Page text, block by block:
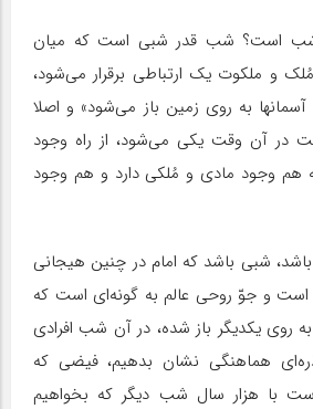
است؟ شب قدر شبى است که میان
و ملکوت یک ارتباطى برقرار مى‌شود،
آسمانها به روى زمین باز مى‌شود» و اصلا
در آن وقت یکى مى‌شود، از راه وجود
هم وجود مادى و مُلکى دارد و هم وجود
شبى باشد که امام در چنین هیجانى
و جوّ روحى عالم به گونه‌اى است که
روى یکدیگر باز شده، در آن شب افرادى
هماهنگى نشان بدهیم، فیضى که
است با هزار سال شب دیگر که بخواهیم